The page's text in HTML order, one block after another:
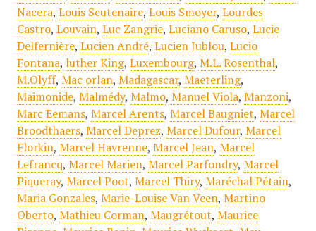
Nacera, Louis Scutenaire, Louis Smoyer, Lourdes
Castro, Louvain, Luc Zangrie, Luciano Caruso, Lucie
Delfernière, Lucien André, Lucien Jublou, Lucio
Fontana, luther King, Luxembourg, M.L. Rosenthal,
M.Olyff, Mac orlan, Madagascar, Maeterling,
Maimonide, Malmédy, Malmo, Manuel Viola, Manzoni,
Marc Eemans, Marcel Arents, Marcel Baugniet, Marcel
Broodthaers, Marcel Deprez, Marcel Dufour, Marcel
Florkin, Marcel Havrenne, Marcel Jean, Marcel
Lefrancq, Marcel Marien, Marcel Parfondry, Marcel
Piqueray, Marcel Poot, Marcel Thiry, Maréchal Pétain,
Maria Gonzales, Marie-Louise Van Veen, Martino
Oberto, Mathieu Corman, Maugrétout, Maurice